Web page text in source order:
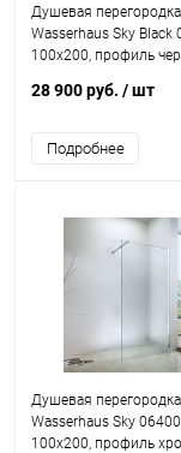
Душевая
Wasserhaus Sky Black
100x200, профиль
28 900 руб. / шт
Подробнее
Душевая
Wasserhaus Sky
100x200, профиль